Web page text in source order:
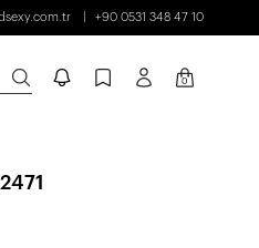
+90 0531 348 47 10
0